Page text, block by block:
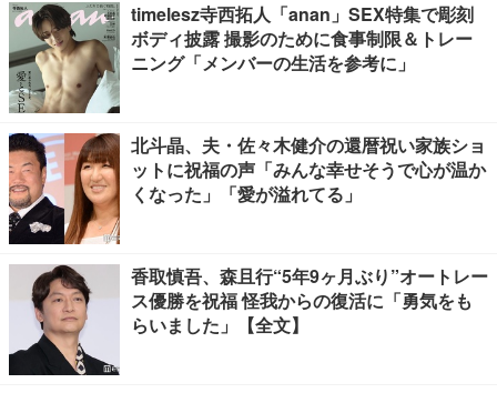
timelesz寺西拓人「anan」SEX特集で彫刻
ボディ披露 撮影のために食事制限＆トレー
ニング「メンバーの生活を参考に」
北斗晶、夫・佐々木健介の還暦祝い家族ショ
ットに祝福の声「みんな幸せそうで心が温か
くなった」「愛が溢れてる」
香取慎吾、森且行“5年9ヶ月ぶり”オートレー
ス優勝を祝福 怪我からの復活に「勇気をも
らいました」【全文】